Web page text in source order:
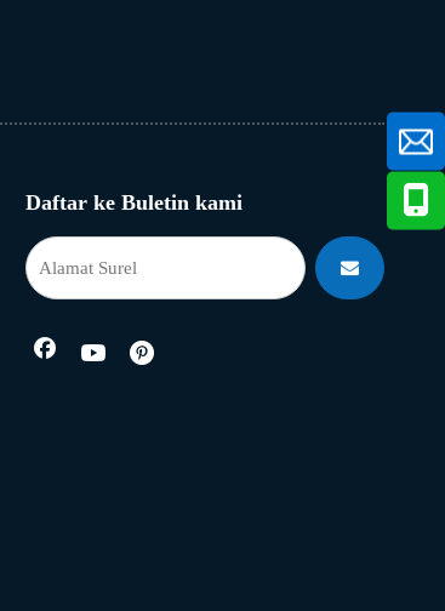
Daftar ke Buletin kami